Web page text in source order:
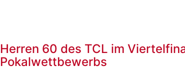
Herren 60 des TCL im
Pokalwettbewerbs